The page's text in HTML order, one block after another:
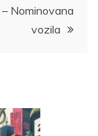
Nominovana
vozila